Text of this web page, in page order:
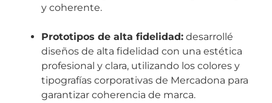
y coherente.
Prototipos de alta fidelidad: desarrollé
diseños de alta fidelidad con una estética
profesional y clara, utilizando los colores y
tipografías corporativas de Mercadona para
garantizar coherencia de marca.